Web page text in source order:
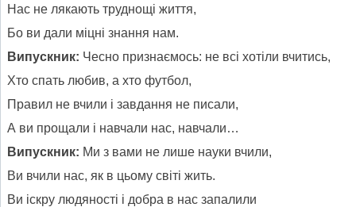
Нас не лякають труднощі життя,
Бо ви дали міцні знання нам.
Випускник: Чесно признаємось: не всі хотіли вчитись,
Хто спать любив, а хто футбол,
Правил не вчили і завдання не писали,
А ви прощали і навчали нас, навчали…
Випускник: Ми з вами не лише науки вчили,
Ви вчили нас, як в цьому світі жить.
Ви іскру людяності і добра в нас запалили